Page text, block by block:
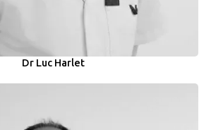
Dr Luc Harlet